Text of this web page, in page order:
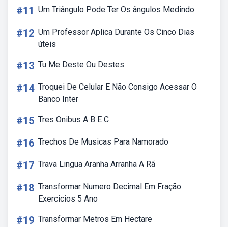
#11 Um Triângulo Pode Ter Os ângulos Medindo
#12 Um Professor Aplica Durante Os Cinco Dias
úteis
#13 Tu Me Deste Ou Destes
#14 Troquei De Celular E Não Consigo Acessar O
Banco Inter
#15 Tres Onibus A B E C
#16 Trechos De Musicas Para Namorado
#17 Trava Lingua Aranha Arranha A Rã
#18 Transformar Numero Decimal Em Fração
Exercicios 5 Ano
#19 Transformar Metros Em Hectare